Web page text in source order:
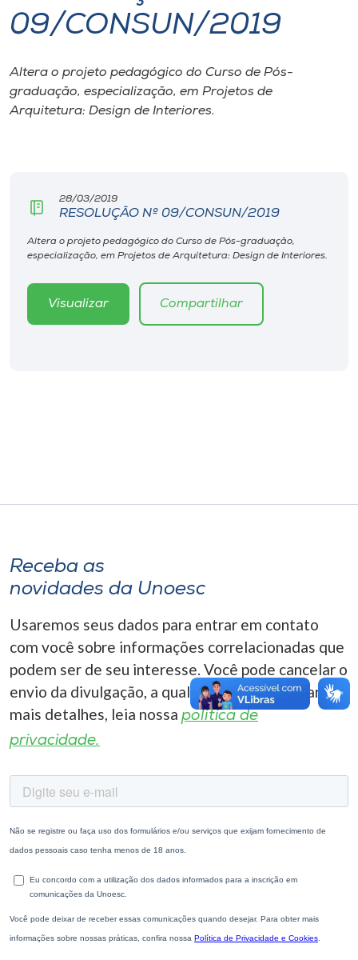
I.nova
Diplomados
Rádio
A+
09/CONSUN/2019
Altera o projeto pedagógico do Curso de Pós-
graduação, especialização, em Projetos de
Arquitetura: Design de Interiores.
28/03/2019
RESOLUÇÃO Nº 09/CONSUN/2019
Altera o projeto pedagógico do Curso de Pós-graduação,
especialização, em Projetos de Arquitetura: Design de Interiores.
Visualizar Compartilhar
Receba as
novidades da Unoesc
Usaremos seus dados para entrar em contato
com você sobre informações correlacionadas que
podem ser de seu interesse. Você pode cancelar o
envio da divulgação, a qualquer momento. Para
mais detalhes, leia nossa política de
privacidade.